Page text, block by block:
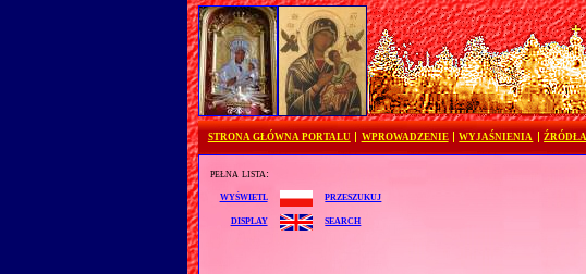
STRONA GŁÓWNA PORTALU WPROWADZENIE WYJAŚNIENIA ŹRÓDŁA
pełna lista:
wyświetl
przeszukuj
display
search